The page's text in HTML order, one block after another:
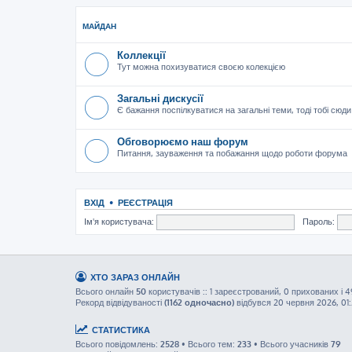
МАЙДАН
Коллекції
Тут можна похизуватися своєю колекцією
Загальні дискусії
Є бажання поспілкуватися на загальні теми, тоді тобі сюди
Обговорюємо наш форум
Питання, зауваження та побажання щодо роботи форума
ВХІД • РЕЄСТРАЦІЯ
Ім'я користувача: Пароль:
ХТО ЗАРАЗ ОНЛАЙН
Всього онлайн 50 користувачів :: 1 зареєстрований, 0 прихованих і
Рекорд відвідуваності (1162 одночасно) відбувся 20 червня 2026,
СТАТИСТИКА
Всього повідомлень: 2528 • Всього тем: 233 • Всього учасників 79